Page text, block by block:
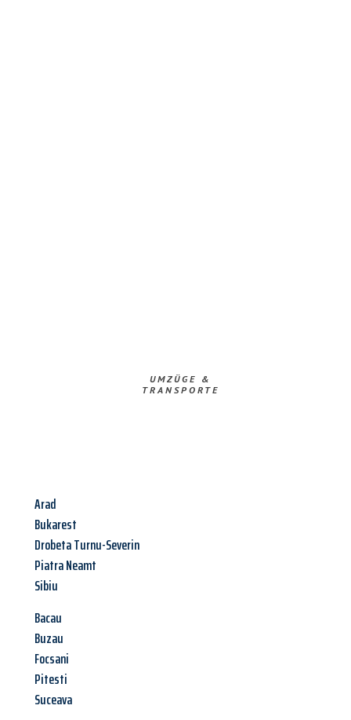
UMZÜGE &
TRANSPORTE
Arad
Bukarest
Drobeta Turnu-Severin
Piatra Neamt
Sibiu
Bacau
Buzau
Focsani
Pitesti
Suceava